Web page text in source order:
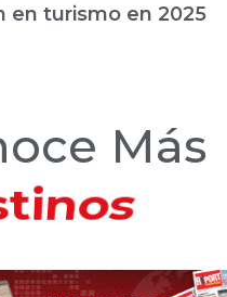
en turismo en 2025
Más